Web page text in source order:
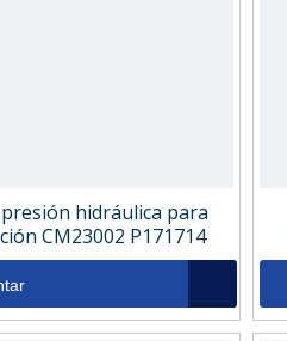
hidráulica para
CM23002 P171714